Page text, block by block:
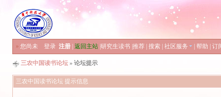
» 您尚未 登录 注册 返回主站 研究生读书 推荐 搜索 社区服务 帮助 订
三农中国读书论坛 » 论坛提示
三农中国读书论坛 提示信息